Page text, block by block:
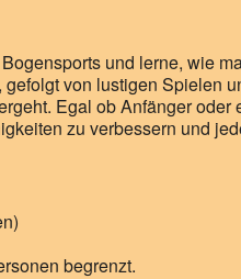
und lerne, wie
von lustigen Spielen
Egal ob Anfänger oder
zu verbessern und
begrenzt.